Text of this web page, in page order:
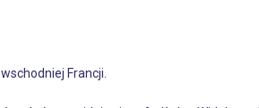
Francji.